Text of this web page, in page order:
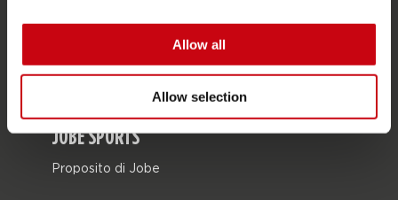
Allow all
Allow selection
Localizzatore di rivenditori
Pezzi di ricambio
JOBE SPORTS
Proposito di Jobe